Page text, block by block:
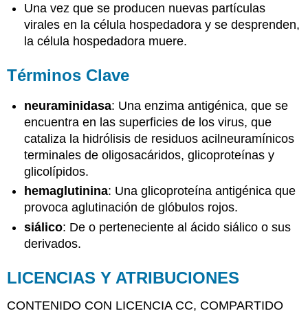
Una vez que se producen nuevas partículas
virales en la célula hospedadora y se desprenden,
la célula hospedadora muere.
Términos Clave
neuraminidasa: Una enzima antigénica, que se
encuentra en las superficies de los virus, que
cataliza la hidrólisis de residuos acilneuramínicos
terminales de oligosacáridos, glicoproteínas y
glicolípidos.
hemaglutinina: Una glicoproteína antigénica que
provoca aglutinación de glóbulos rojos.
siálico: De o perteneciente al ácido siálico o sus
derivados.
LICENCIAS Y ATRIBUCIONES
CONTENIDO CON LICENCIA CC, COMPARTIDO